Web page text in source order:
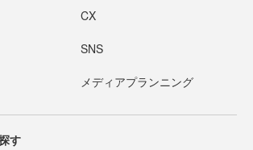
CX
SNS
メディアプランニング
す